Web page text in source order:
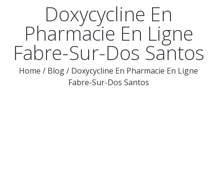
Doxycycline En
Pharmacie En Ligne
Fabre-Sur-Dos Santos
Home / Blog/ Doxycycline En Pharmacie En Ligne
Fabre-Sur-Dos Santos